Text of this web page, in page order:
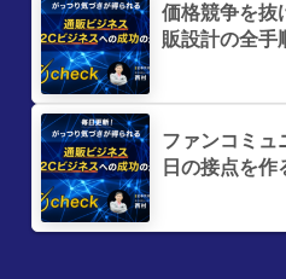
価格競争を抜
販設計の全手
ファンコミュ
日の接点を作